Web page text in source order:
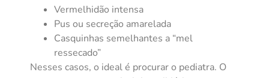
Vermelhidão intensa
Pus ou secreção amarelada
Casquinhas semelhantes a “mel
ressecado”
Nesses casos, o ideal é procurar o pediatra. O